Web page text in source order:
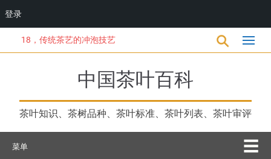
到
18，传统茶艺的冲泡技艺
中国茶叶百科
茶叶知识、茶树品种、茶叶标准、茶叶列表、茶叶审评
菜单
登录